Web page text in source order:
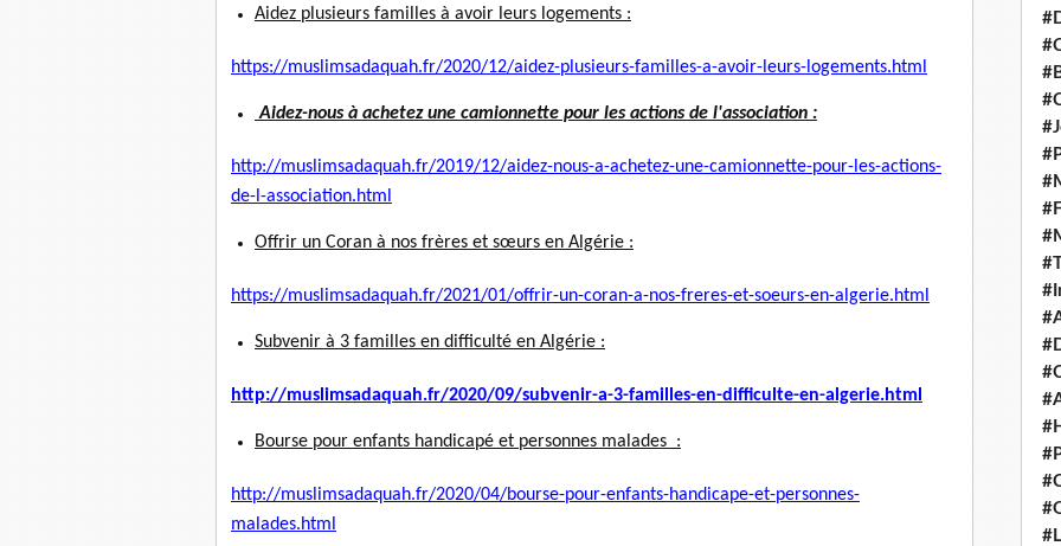
Aidez plusieurs familles à avoir leurs logements :
https://muslimsadaquah.fr/2020/12/aidez-plusieurs-familles-a-avoir-leurs- logements.html
Aidez-nous à achetez une camionnette pour les actions de l'association :
http://muslimsadaquah.fr/2019/12/aidez-nous-a-achetez-une-camionnette-pour-les-actions-
de-l-association.html
Offrir un Coran à nos frères et sœurs en Algérie :
https://muslimsadaquah.fr/2021/01/offrir-un-coran-a-nos-freres-et-soeurs-en-algerie.html
Subvenir à 3 familles en difficulté en Algérie :
http://muslimsadaquah.fr/2020/09/subvenir-a-3-familles-en-difficulte-en-algerie.html
Bourse pour enfants handicapé et personnes malades :
http://muslimsadaquah.fr/2020/04/bourse-pour-enfants-handicape-et-personnes-
malades.html